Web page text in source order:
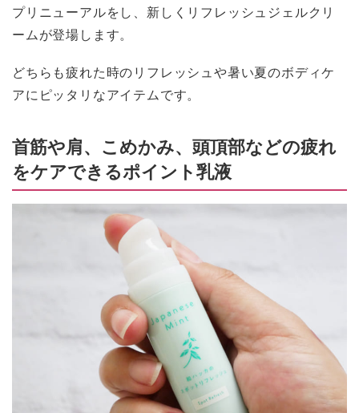
プリニューアルをし、新しくリフレッシュジェルクリ
ームが登場します。
どちらも疲れた時のリフレッシュや暑い夏のボディケ
アにピッタリなアイテムです。
首筋や肩、こめかみ、頭頂部などの疲れ
をケアできるポイント乳液